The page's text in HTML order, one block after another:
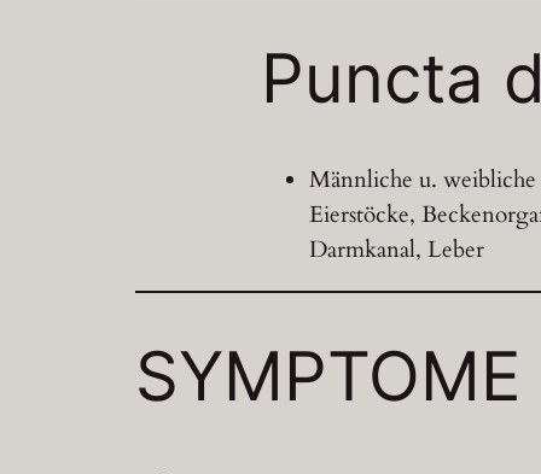
Puncta
Männliche u. weibliche
Eierstöcke,
Darmkanal, Leber
SYMPTOME